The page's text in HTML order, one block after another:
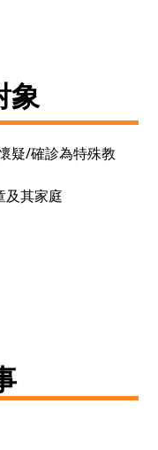
象
疑/確診為特殊教
及其家庭